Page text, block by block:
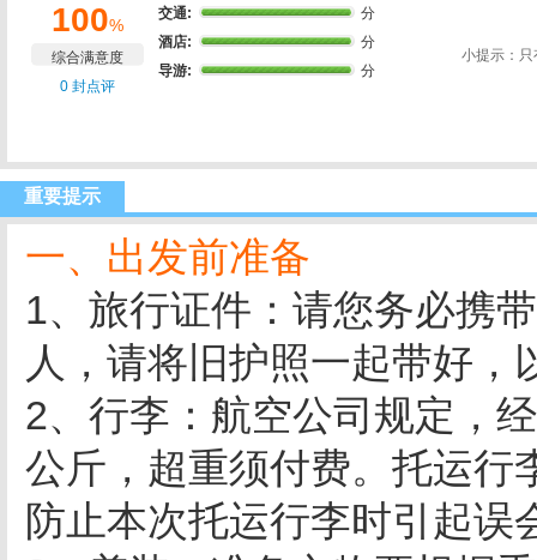
100%
综合满意度
0 封点评
交通:
分
酒店:
分
导游:
分
小提示：
重要提示
一、出发前准备
1、旅行证件：请您务必携
人，请将旧护照一起带好，
2、行李：航空公司规定，
公斤，超重须付费。托运行
防止本次托运行李时引起误